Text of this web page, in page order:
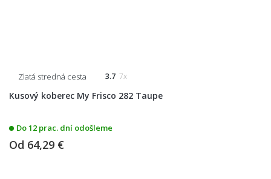
Zlatá stredná cesta 3.7 7x
Kusový koberec My Frisco 282 Taupe
Do 12 prac. dní odošleme
Od 64,29 €